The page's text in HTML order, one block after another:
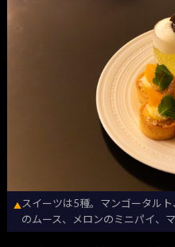
▲ スイーツは5種。マンゴータル
のムース、メロンのミニパイ、